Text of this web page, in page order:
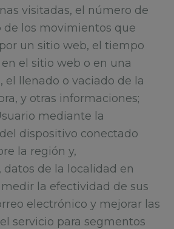
visitadas, el número de
de los movimientos que
un sitio web, el tiempo
el sitio web o en una
el llenado o vaciado de la
y otras informaciones;
mediante la
dispositivo conectado
la región y,
de la localidad en
la efectividad de sus
electrónico y mejorar las
servicio para segmentos